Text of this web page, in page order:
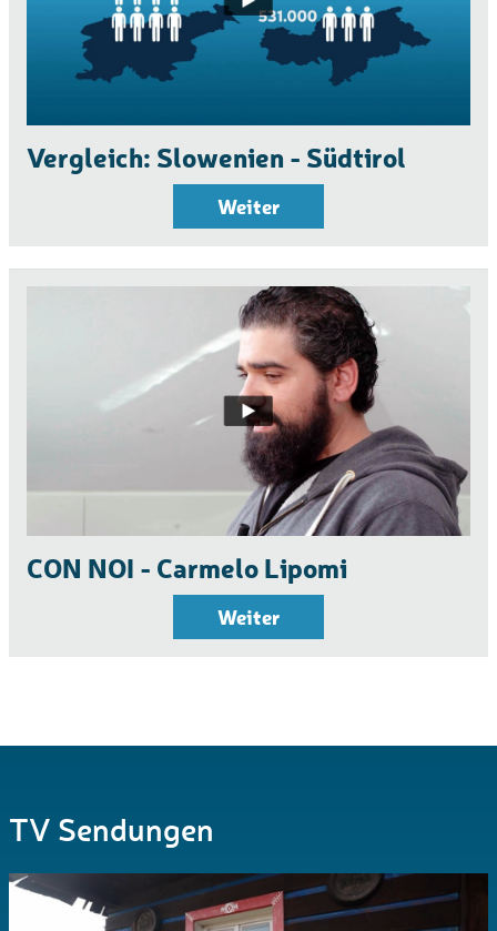
Vergleich: Slowenien - Südtirol
Weiter
CON NOI - Carmelo Lipomi
Weiter
TV Sendungen